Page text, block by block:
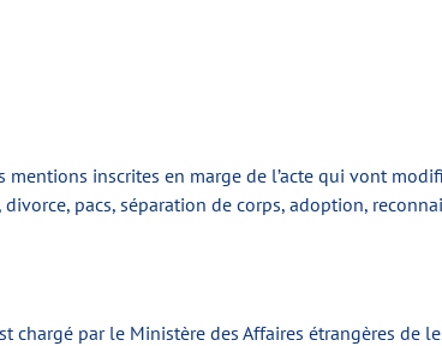
inscrites en marge de l’acte qui vont
pacs, séparation de corps, adoption,
chargé par le Ministère des Affaires étrangères de